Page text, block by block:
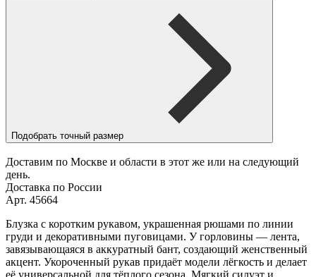
Подобрать точный размер
Доставим по Москве и области в этот же или на следующий
день.
Доставка по России
Арт. 45664
Блузка с коротким рукавом, украшенная рюшами по линии
груди и декоративными пуговицами. У горловины — лента,
завязывающаяся в аккуратный бант, создающий женственный
акцент. Укороченный рукав придаёт модели лёгкость и делает
её универсальной для тёплого сезона. Мягкий силуэт и